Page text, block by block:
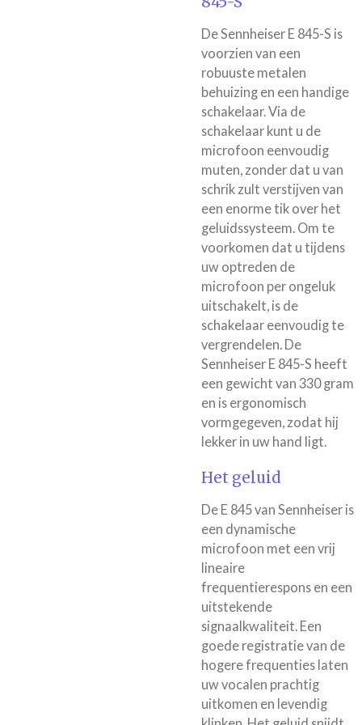
De Sennheiser E 845-S is
voorzien van een
robuuste metalen
behuizing en een handige
schakelaar. Via de
schakelaar kunt u de
microfoon eenvoudig
muten, zonder dat u van
schrik zult verstijven van
een enorme tik over het
geluidssysteem. Om te
voorkomen dat u tijdens
uw optreden de
microfoon per ongeluk
uitschakelt, is de
schakelaar eenvoudig te
vergrendelen. De
Sennheiser E 845-S heeft
een gewicht van 330 gram
en is ergonomisch
vormgegeven, zodat hij
lekker in uw hand ligt.
Het geluid
De E 845 van Sennheiser is
een dynamische
microfoon met een vrij
lineaire
frequentierespons en een
uitstekende
signaalkwaliteit. Een
goede registratie van de
hogere frequenties laten
uw vocalen prachtig
uitkomen en levendig